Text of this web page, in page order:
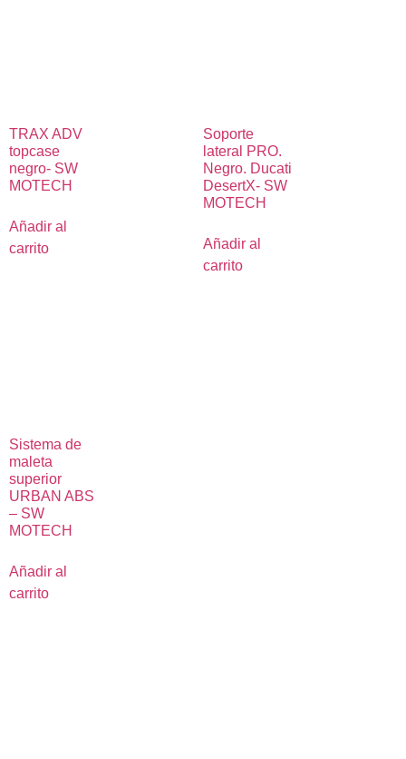
TRAX ADV
topcase
negro- SW
MOTECH
Añadir al
carrito
Soporte
lateral PRO.
Negro. Ducati
DesertX- SW
MOTECH
Añadir al
carrito
Sistema de
maleta
superior
URBAN ABS
– SW
MOTECH
Añadir al
carrito